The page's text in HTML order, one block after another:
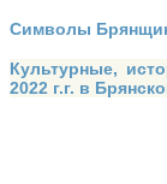
Символы
Культурные,
2022 г.г. в